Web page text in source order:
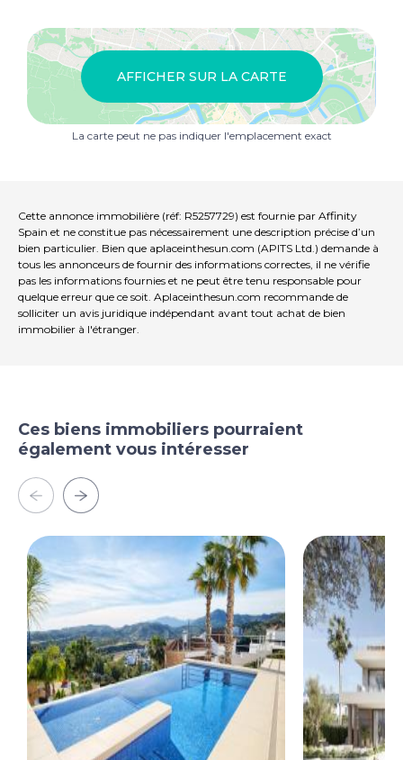
Benahavís, le cadre combine intimité et nature avec un
accès facile à des terrains de golf de classe mondiale,
de la gastronomie, des écoles internationales et les
plages de Marbella et du New Golden Mile, ce qui le
rend idéal pour la vie à temps plein et haut de gamme.
AFFICHER SUR LA CARTE
La carte peut ne pas indiquer l'emplacement exact
Cette annonce immobilière (réf: R5257729) est fournie par Affinity
Spain et ne constitue pas nécessairement une description précise d’un
bien particulier. Bien que aplaceinthesun.com (APITS Ltd.) demande à
tous les annonceurs de fournir des informations correctes, il ne vérifie
pas les informations fournies et ne peut être tenu responsable pour
quelque erreur que ce soit. Aplaceinthesun.com recommande de
solliciter un avis juridique indépendant avant tout achat de bien
immobilier à l'étranger.
Ces biens immobiliers pourraient
également vous intéresser